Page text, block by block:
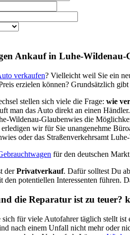
Ankauf in Luhe-Wildenau-
verkaufen? Vielleicht weil Sie ein
erzielen können? Grundsätzlich
stellen sich viele die Frage: wie
man das Auto direkt an einen
Wildenau-Glaubenwies die
wir für Sie unangenehme
oder das Straßenverkehrsamt
für den deutschen
derPrivatverkauf. Dafür solltest Du
den potentiellen Interessenten führen.
die Reparatur ist zu teuer?
für viele Autofahrer täglich stellt ist
nach einem Unfall nicht mehr oder